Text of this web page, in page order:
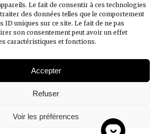
Le fait de consentir à ces technologies
des données telles que le comportement
ID uniques sur ce site. Le fait de ne pas
son consentement peut avoir un effet
caractéristiques et fonctions.
Accepter
Refuser
Voir les préférences
de confidentialité
Politique de cookies